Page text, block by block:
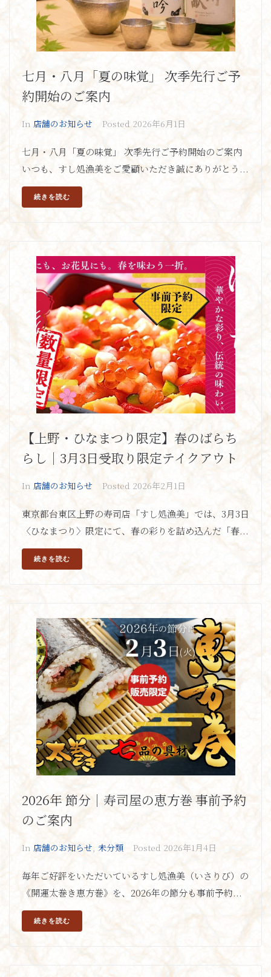
七月・八月「夏の味覚」 次季先行ご予
約開始のご案内
In 店舗のお知らせ Posted 2026年6月1日
七月・八月「夏の味覚」 次季先行ご予約開始のご案内
いつも、すし処漁美をご愛顧いただき誠にありがとう...
続きを読む
【上野・ひなまつり限定】春のばらち
らし｜3月3日受取り限定テイクアウト
In 店舗のお知らせ Posted 2026年2月1日
東京都台東区上野の寿司店「すし処漁美」では、3月3日
〈ひなまつり〉限定にて、春の彩りを詰め込んだ「春...
続きを読む
2026年 節分｜寿司屋の恵方巻 事前予約
のご案内
In 店舗のお知らせ, 未分類 Posted 2026年1月4日
毎年ご好評をいただいているすし処漁美（いさりび）の
《開運太巻き恵方巻》を、2026年の節分も事前予約...
続きを読む